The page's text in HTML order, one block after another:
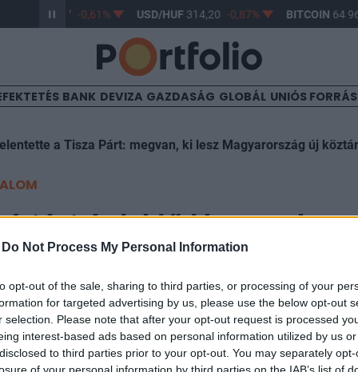
Do Not Process My Personal Information
opt-out of the sale, sharing to third parties, or processing of your
for targeted advertising by us, please use the below opt-out
selection. Please note that after your opt-out request is processed
interest-based ads based on personal information utilized by us
to third parties prior to your opt-out. You may separately
363,17 -0,61% USD/HUF 314,20 -0,87% BITCOIN64
BANK DEVIZA GAZDASÁG GLOBÁL UNIÓS
a Tisza Párt: megvan, ki lesz Magyarország új
érdeklődés, estek a
származási garanciák (Guarantees of Origin, GO)